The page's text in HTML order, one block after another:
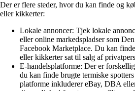
Der er flere steder, hvor du kan finde og
eller kikkerter:
Lokale annoncer: Tjek lokale
eller online markedspladser som
Facebook Marketplace. Du kan
eller kikkerter sat til salg af
E-handelsplatforme: Der er
du kan finde brugte termiske
platforme inkluderer eBay, DBA